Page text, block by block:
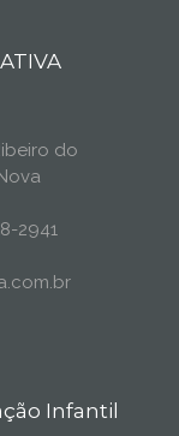
do
2941
Infantil